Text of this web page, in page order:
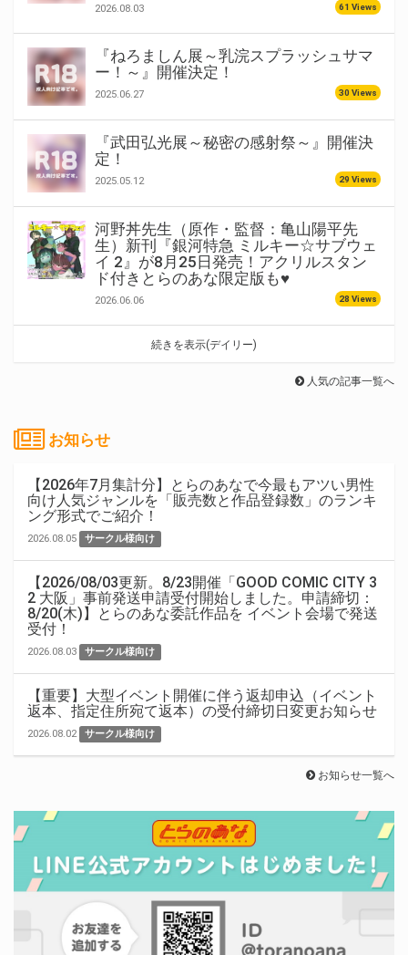
2026.08.03 61 Views
『ねろましん展～乳浣スプラッシュサマ
ー！～』開催決定！
2025.06.27 30 Views
『武田弘光展～秘密の感射祭～』開催決
定！
2025.05.12 29 Views
河野丼先生（原作・監督：亀山陽平先
生）新刊『銀河特急 ミルキー☆サブウェ
イ 2』が8月25日発売！アクリルスタン
ド付きとらのあな限定版も♥
2026.06.06 28 Views
続きを表示(デイリー)
人気の記事一覧へ
お知らせ
【2026年7月集計分】とらのあなで今最もアツい男性
向け人気ジャンルを「販売数と作品登録数」のランキ
ング形式でご紹介！
2026.08.05 サークル様向け
【2026/08/03更新。8/23開催「GOOD COMIC CITY 3
2 大阪」事前発送申請受付開始しました。申請締切：
8/20(木)】とらのあな委託作品を イベント会場で発送
受付！
2026.08.03 サークル様向け
【重要】大型イベント開催に伴う返却申込（イベント
返本、指定住所宛て返本）の受付締切日変更お知らせ
2026.08.02 サークル様向け
お知らせ一覧へ